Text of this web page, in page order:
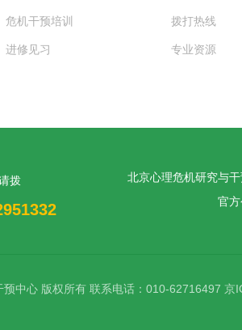
危机干预培训
进修见习
拨打热线
专业资源
北京心理危机研究与
官
拨
预中心版权所有 联系电话：010-62716497 京